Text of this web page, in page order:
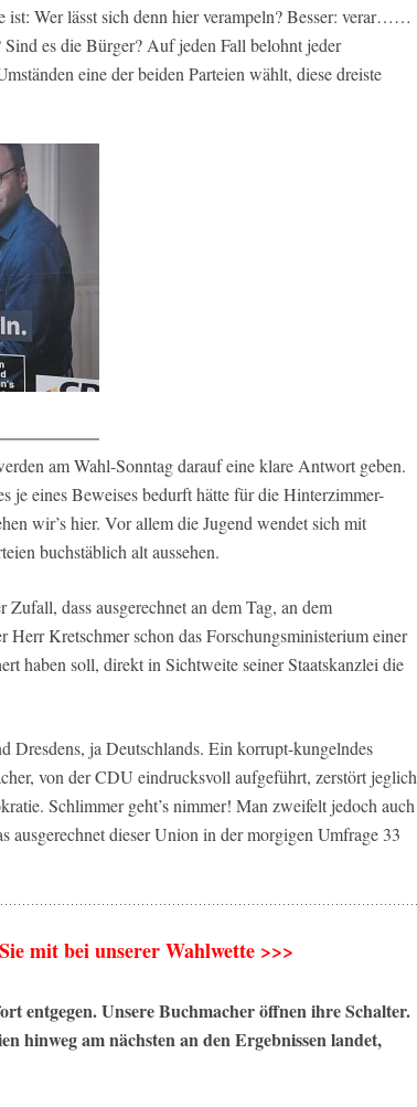
ist: Wer lässt sich denn hier verampeln? Besser: verar……
es die Bürger? Auf jeden Fall belohnt jeder
eine der beiden Parteien wählt, diese dreiste
am Wahl-Sonntag darauf eine klare Antwort geben.
je eines Beweises bedurft hätte für die Hinterzimmer-
wir’s hier. Vor allem die Jugend wendet sich mit
buchstäblich alt aussehen.
dass ausgerechnet an dem Tag, an dem
Herr Kretschmer schon das Forschungsministerium einer
haben soll, direkt in Sichtweite seiner Staatskanzlei die
Dresdens, ja Deutschlands. Ein korrupt-kungelndes
von der CDU eindrucksvoll aufgeführt, zerstört
Schlimmer geht’s nimmer! Man zweifelt jedoch auch
ausgerechnet dieser Union in der morgigen Umfrage 33
mit bei unserer Wahlwette >>>
entgegen. Unsere Buchmacher öffnen ihre Schalter.
hinweg am nächsten an den Ergebnissen landet,